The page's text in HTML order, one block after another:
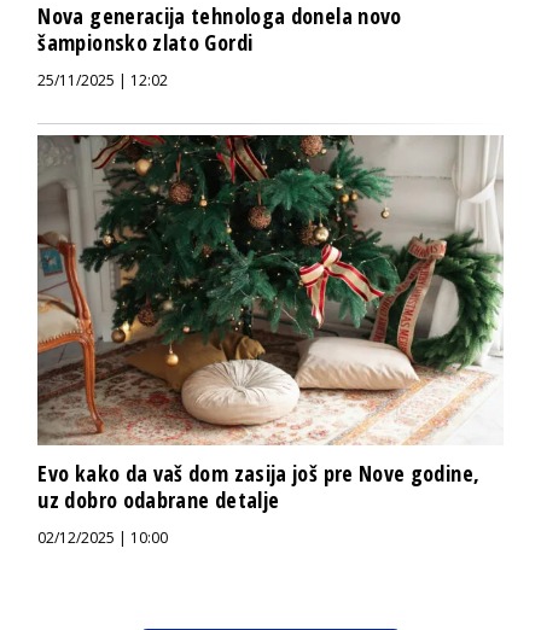
Nova generacija tehnologa donela novo
šampionsko zlato Gordi
25/11/2025 | 12:02
Evo kako da vaš dom zasija još pre Nove godine,
uz dobro odabrane detalje
02/12/2025 | 10:00